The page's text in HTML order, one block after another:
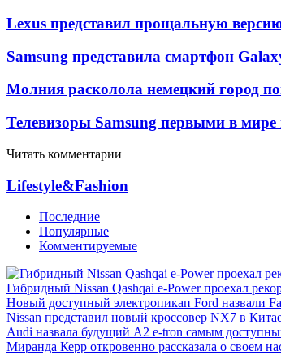
Lexus представил прощальную
Samsung представила смартфон
Молния расколола немецкий город
Телевизоры Samsung первыми в
Читать комментарии
Lifestyle&Fashion
Последние
Популярные
Комментируемые
Гибридный Nissan Qashqai e-Power проехал
Новый доступный электропикап Ford назвали
Nissan представил новый кроссовер NX7 в
Audi назвала будущий A2 e-tron самым
Миранда Керр откровенно рассказала о своем